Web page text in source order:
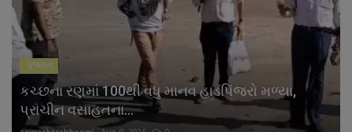
રાશિફળ
ગુનાખોરી
બોલિવૂડ
ગુજરાત
કચ્છના રણમાં 100થી વધુ માનવ હાડપિંજરો મળ્યા,
પ્રાચીન વસાહતના...